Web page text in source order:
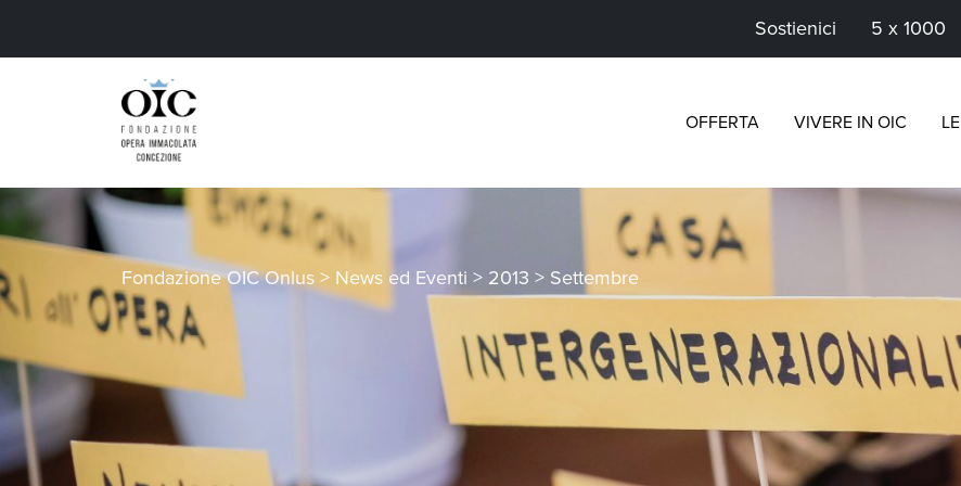
Sostienici 5 x 1000
OFFERTA VIVERE IN OIC
Fondazione OIC Onlus > News ed Eventi > 2013 > Settembre